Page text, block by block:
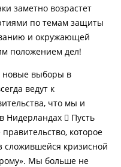
заметно возрастет
по темам защиты
и окружающей
положением дел!
новые выборы в
ведут к
что мы и
 Пусть
которое
сложившейся кризисной
Мы больше не